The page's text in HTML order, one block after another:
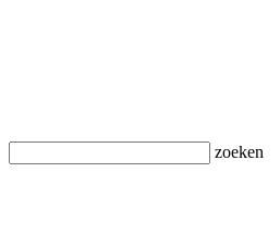
zoeken